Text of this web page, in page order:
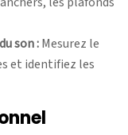
son :Mesurez le
et identifiez les